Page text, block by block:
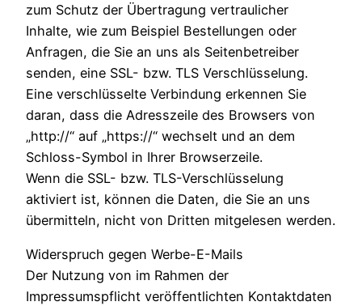
zum Schutz der Übertragung vertraulicher
Inhalte, wie zum Beispiel Bestellungen oder
Anfragen, die Sie an uns als Seitenbetreiber
senden, eine SSL- bzw. TLS Verschlüsselung.
Eine verschlüsselte Verbindung erkennen Sie
daran, dass die Adresszeile des Browsers von
„http://“ auf „https://“ wechselt und an dem
Schloss-Symbol in Ihrer Browserzeile.
Wenn die SSL- bzw. TLS-Verschlüsselung
aktiviert ist, können die Daten, die Sie an uns
übermitteln, nicht von Dritten mitgelesen werden.
Widerspruch gegen Werbe-E-Mails
Der Nutzung von im Rahmen der
Impressumspflicht veröffentlichten Kontaktdaten